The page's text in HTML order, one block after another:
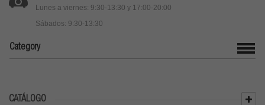
Lunes a viernes: 9:30-13:30 y 17:00-20:00
Sábados: 9:30-13:30
Category
CATÁLOGO